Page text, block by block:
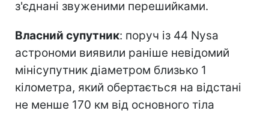
з'єднані звуженими перешийками.
Власний супутник: поруч із 44 Nysa
астрономи виявили раніше невідомий
мінісупутник діаметром близько 1
кілометра, який обертається на відстані
не менше 170 км від основного тіла